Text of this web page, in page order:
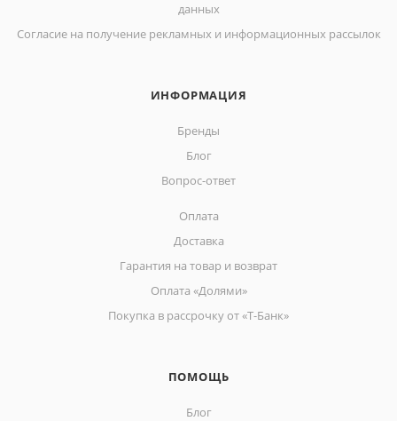
данных
Согласие на получение рекламных и информационных рассылок
ИНФОРМАЦИЯ
Бренды
Блог
Вопрос-ответ
Оплата
Доставка
Гарантия на товар и возврат
Оплата «Долями»
Покупка в рассрочку от «Т-Банк»
ПОМОЩЬ
Блог